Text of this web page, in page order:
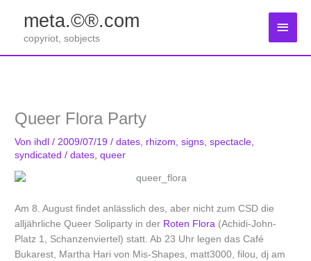
springen
meta.©®.com
copyriot, sobjects
Queer Flora Party
Von ihdl/ 2009/07/19/dates rhizom ,signs ,spectacle
syndicated /dates ,queer
Am 8. August findet anlässlich des, aber nicht zum CSD die
alljährliche Queer Soliparty in der Roten Flora (Achidi-John-
Platz 1, Schanzenviertel) statt. Ab 23 Uhr legen das Café
Bukarest, Martha Hari von Mis-Shapes, matt3000, filou, dj am